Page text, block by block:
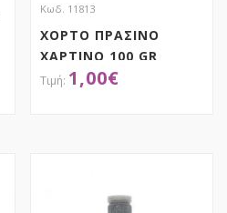
Κωδ. 11813
ΧΟΡΤΟ ΠΡΑΣΙΝΟ
ΧΑΡΤΙΝΟ 100 GR
1,00€